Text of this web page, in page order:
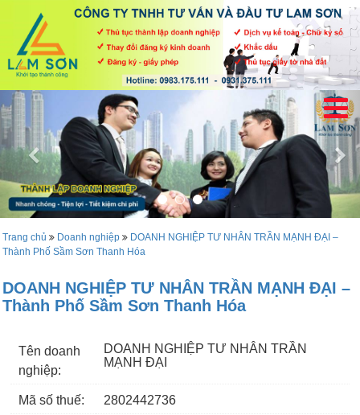
Trang chủ Doanh nghiệp
DOANH NGHIỆP TƯ NHÂN TRẦN MẠNH ĐẠI –
Thành Phố Sầm Sơn Thanh Hóa
DOANH NGHIỆP TƯ NHÂN TRẦN MẠNH ĐẠI –
Thành Phố Sầm Sơn Thanh Hóa
Tên doanh
nghiệp:
DOANH NGHIỆP TƯ NHÂN TRẦN
MẠNH ĐẠI
Mã số thuế: 2802442736